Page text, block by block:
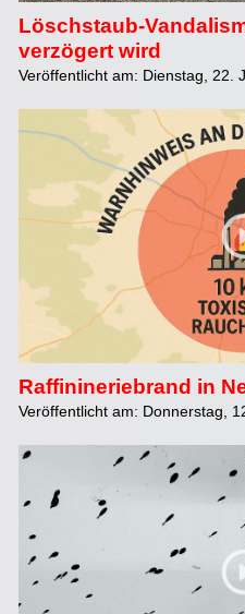
Löschstaub-
verzögert wird
Veröffentlicht am: Dienstag, 22.
Raffinineriebrand in
Veröffentlicht am: Donnerstag,